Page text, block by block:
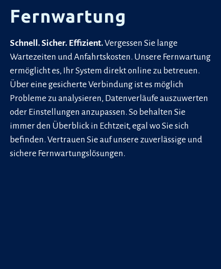
Fernwartung
Schnell. Sicher. Effizient.Vergessen Sie lange
Wartezeiten und Anfahrtskosten. Unsere Fernwartung
ermöglicht es, Ihr System direkt online zu betreuen.
Über eine gesicherte Verbindung ist es möglich
Probleme zu analysieren, Datenverläufe auszuwerten
oder Einstellungen anzupassen. So behalten Sie
immer den Überblick in Echtzeit, egal wo Sie sich
befinden. Vertrauen Sie auf unsere zuverlässige und
sichere Fernwartungslösungen.